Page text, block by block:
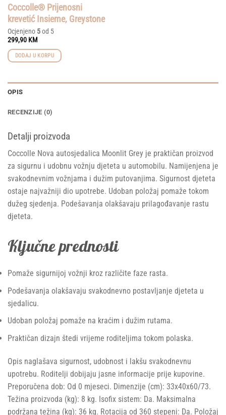
Coccolle® Prijenosni
krevetić Insieme, Greystone
Ocjenjeno 5od 5
299,90 KM
DODAJ U KORPU
OPIS
RECENZIJE (0)
Detalji proizvoda
Coccolle Nova autosjedalica Moonlit Grey je praktičan proizvod
za sigurnu i udobnu vožnju djeteta u automobilu. Namijenjena je
svakodnevnim vožnjama i dužim putovanjima. Sigurnost djeteta
ostaje najvažniji dio upotrebe. Udoban položaj pomaže tokom
dužeg sjedenja. Podešavanja olakšavaju prilagođavanje rastu
djeteta.
Ključne prednosti
Pomaže sigurnijoj vožnji kroz različite faze rasta.
Podešavanja olakšavaju svakodnevno postavljanje djeteta u
sjedalicu.
Udoban položaj pomaže na kraćim i dužim rutama.
Praktičan dizajn štedi vrijeme roditeljima tokom polaska.
Opis naglašava sigurnost, udobnost i lakšu svakodnevnu
upotrebu. Roditelji dobijaju jasne informacije prije kupovine.
Preporučena dob: Od 0 mjeseci. Dimenzije (cm): 33x40x60/73.
Težina proizvoda (kg): 8 kg. Isofix sistem: Da. Maksimalna
podržana težina (kg): 36 kg. Rotacija od 360 stepeni: Da. Položaj